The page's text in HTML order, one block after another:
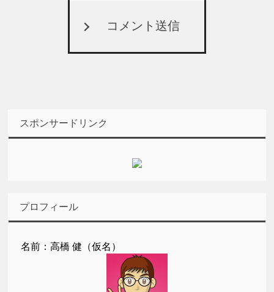
コメント送信
スポンサードリンク
プロフィール
名前：高橋 健（仮名）